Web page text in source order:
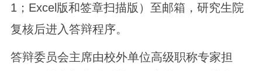
1；Excel版和签章扫描版）至邮箱，研究生院
复核后进入答辩程序。
答辩委员会主席由校外单位高级职称专家担